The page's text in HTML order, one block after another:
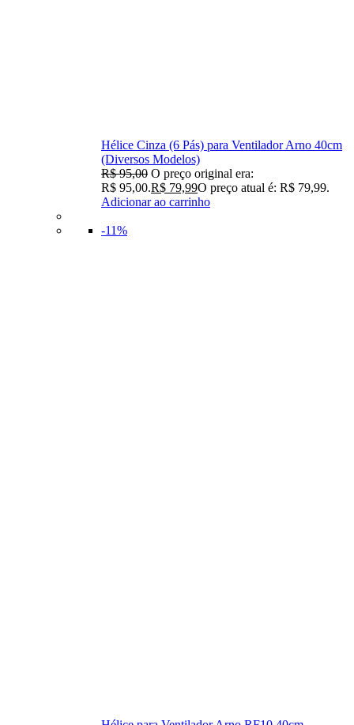
Hélice Cinza (6 Pás) para Ventilador Arno 40cm
(Diversos Modelos)
R$95,00 O preço original era:
R$ 95,00.R$ 79,99O preço atual é: R$ 79,99.
Adicionar ao carrinho
-11%